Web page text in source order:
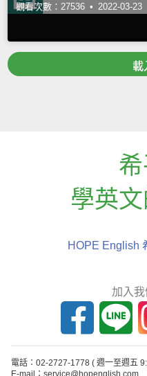
觀看次數：27536 • 2022-03-23
載
學英
HOPE English
加入我
電話：02-2727-1778 ( 週一至週五
E-mail：service@hopenglish.com